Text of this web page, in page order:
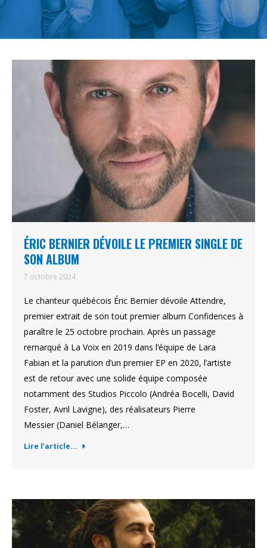
ÉRIC BERNIER DÉVOILE LE PREMIER SINGLE DE
SON ALBUM
7 octobre 2024
Le chanteur québécois Éric Bernier dévoile Attendre,
premier extrait de son tout premier album Confidences à
paraître le 25 octobre prochain. Après un passage
remarqué à La Voix en 2019 dans l’équipe de Lara
Fabian et la parution d’un premier EP en 2020, l’artiste
est de retour avec une solide équipe composée
notamment des Studios Piccolo (Andréa Bocelli, David
Foster, Avril Lavigne), des réalisateurs Pierre
Messier (Daniel Bélanger,…
Lire l'article...